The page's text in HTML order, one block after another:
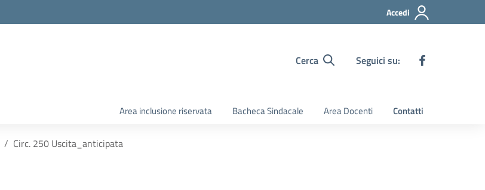
Accedi
Cerca Seguici su:
Area inclusione riservata Bacheca Sindacale Area Docenti Contatti
Circ. 250 Uscita_anticipata